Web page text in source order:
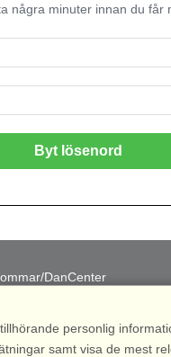
några minuter innan du får
DanCenter
personlig
samt visa de mest